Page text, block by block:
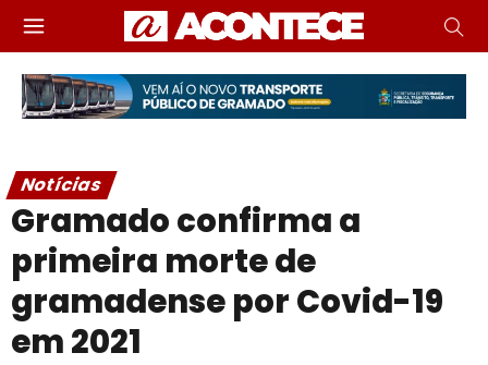
Notícias
Gramado confirma a
primeira morte de
gramadense por Covid-19
em 2021